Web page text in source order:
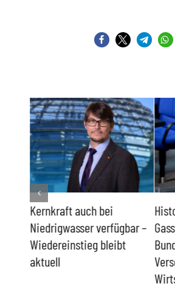
Kernkraft auch bei
Niedrigwasser verfügbar –
Wiedereinstieg bleibt
aktuell